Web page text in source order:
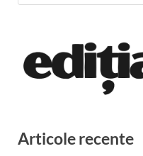
Articole recente